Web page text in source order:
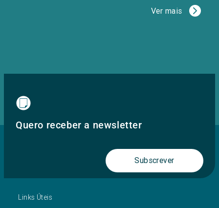
Ver mais
Quero receber a newsletter
Subscrever
Links Úteis